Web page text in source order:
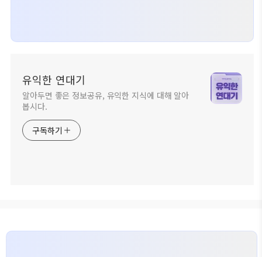
유익한 연대기
알아두면 좋은 정보공유, 유익한 지식에 대해 알아
봅시다.
구독하기